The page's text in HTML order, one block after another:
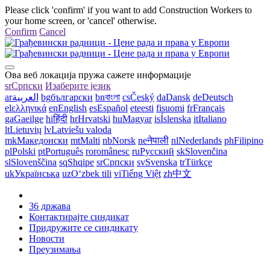
Please click 'confirm' if you want to add Construction Workers to
your home screen, or 'cancel' otherwise.
Confirm Cancel
Ова веб локација пружа сажете информације
srСрпски Изаберите језик
arالعربية bgбългарски bnবাংলা csČeský daDansk deDeutsch
elελληνικά enEnglish esEspañol eteesti fisuomi frFrançais
gaGaeilge hiहिंदी hrHrvatski huMagyar isÍslenska itItaliano
ltLietuvių lvLatviešu valoda
mkМакедонски mtMalti nbNorsk neनेपाली nlNederlands phFilipino
plPolski ptPortuguês roromânesc ruРусский skSlovenčina
slSlovenščina sqShqipe srСрпски svSvenska trTürkçe
ukУкраїнська uzOʻzbek tili viTiếng Việt zh中文
36 држава
Контактирајте синдикат
Придружите се синдикату
Новости
Преузимања